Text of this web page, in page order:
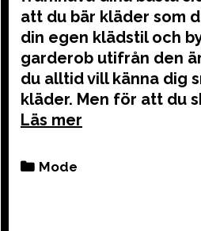
att du bär kläder som
din egen klädstil och
garderob utifrån den
du alltid vill känna dig
kläder. Men för att du
Categories
Mode